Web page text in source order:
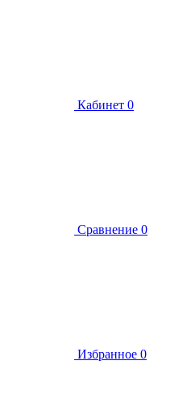
Кабинет 0
Сравнение 0
Избранное 0